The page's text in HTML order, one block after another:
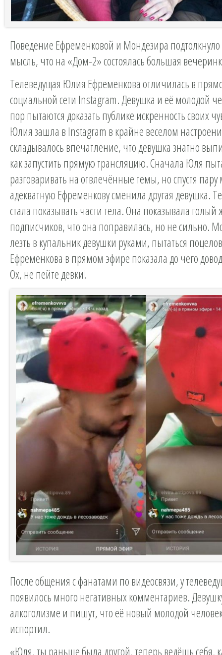
Поведение Ефременковой и Мондезира
мысль, что на «Дом-2» состоялась большая
Телеведущая Юлия Ефременкова отличилась в
социальной сети Instagram. Девушка и её молодой
пор пытаются доказать публике искренность своих
Юлия зашла в Instagram в крайне веселом
складывалось впечатление, что девушка знатно
как запустить прямую трансляцию. Сначала Юля
разговаривать на отвлечённые темы, но спустя пару
адекватную Ефременкову сменила другая девушка.
стала показывать части тела. Она показывала голый
подписчиков, что она поправилась, но не сильно.
лезть в купальник девушки руками, пытаться
Ефременкова в прямом эфире показала до чего
Ох, не пейте девки!
После общения с фанатами по видеосвязи, у
появилось много негативных комментариев.
алкоголизме и пишут, что её новый молодой
испортил.
«Юля, ты раньше была другой, теперь ведёшь себя,